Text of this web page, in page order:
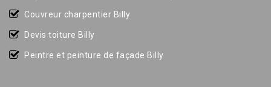
Couvreur charpentier Billy
Devis toiture Billy
Peintre et peinture de façade Billy